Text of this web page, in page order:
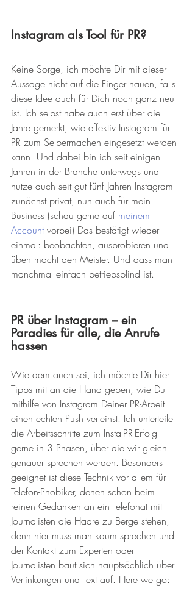
Instagram als Tool für PR?
Keine Sorge, ich möchte Dir mit dieser
Aussage nicht auf die Finger hauen, falls
diese Idee auch für Dich noch ganz neu
ist. Ich selbst habe auch erst über die
Jahre gemerkt, wie effektiv Instagram für
PR zum Selbermachen eingesetzt werden
kann. Und dabei bin ich seit einigen
Jahren in der Branche unterwegs und
nutze auch seit gut fünf Jahren Instagram –
zunächst privat, nun auch für mein
Business (schau gerne auf meinem
Account vorbei) Das bestätigt wieder
einmal: beobachten, ausprobieren und
üben macht den Meister. Und dass man
manchmal einfach betriebsblind ist.
PR über Instagram – ein
Paradies für alle, die Anrufe
hassen
Wie dem auch sei, ich möchte Dir hier
Tipps mit an die Hand geben, wie Du
mithilfe von Instagram Deiner PR-Arbeit
einen echten Push verleihst. Ich unterteile
die Arbeitsschritte zum Insta-PR-Erfolg
gerne in 3 Phasen, über die wir gleich
genauer sprechen werden. Besonders
geeignet ist diese Technik vor allem für
Telefon-Phobiker, denen schon beim
reinen Gedanken an ein Telefonat mit
Journalisten die Haare zu Berge stehen,
denn hier muss man kaum sprechen und
der Kontakt zum Experten oder
Journalisten baut sich hauptsächlich über
Verlinkungen und Text auf. Here we go: